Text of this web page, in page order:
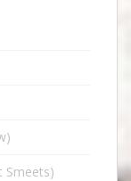
Smeets)